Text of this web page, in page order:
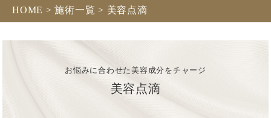
HOME > 施術一覧 > 美容点滴
お悩みに合わせた美容成分をチャージ
美容点滴